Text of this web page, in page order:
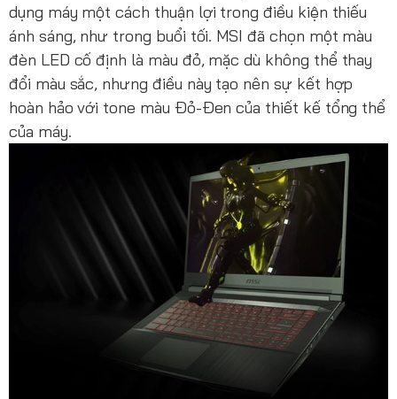
dụng máy một cách thuận lợi trong điều kiện thiếu
ánh sáng, như trong buổi tối. MSI đã chọn một màu
đèn LED cố định là màu đỏ, mặc dù không thể thay
đổi màu sắc, nhưng điều này tạo nên sự kết hợp
hoàn hảo với tone màu Đỏ-Đen của thiết kế tổng thể
của máy.